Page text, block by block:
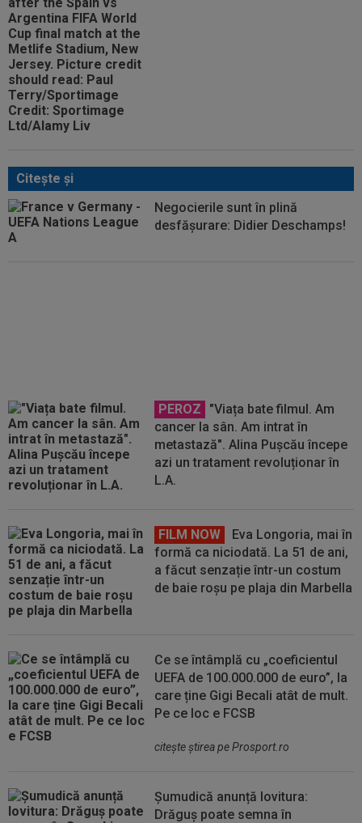
Citeşte şi
Negocierile sunt în plină
desfășurare: Didier Deschamps!
PEROZ
"Viața bate filmul. Am
cancer la sân. Am intrat în
metastază". Alina Pușcău începe
azi un tratament revoluționar în
L.A.
FILM NOW
Eva Longoria, mai în
formă ca niciodată. La 51 de ani,
a făcut senzație într-un costum
de baie roșu pe plaja din Marbella
Ce se întâmplă cu „coeficientul
UEFA de 100.000.000 de euro”, la
care ține Gigi Becali atât de mult.
Pe ce loc e FCSB
citeşte ştirea pe Prosport.ro
Șumudică anunță lovitura:
Drăguș poate semna în